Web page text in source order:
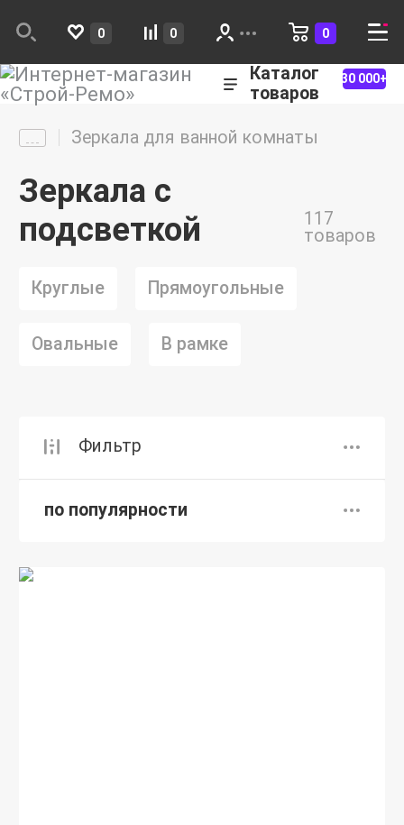
0 0 0
Каталог
товаров
30 000+
Зеркала для ванной комнаты
Зеркала с
подсветкой
117
товаров
Круглые Прямоугольные
Овальные В рамке
Фильтр
по популярности